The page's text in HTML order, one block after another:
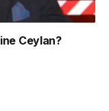
Ceylan?